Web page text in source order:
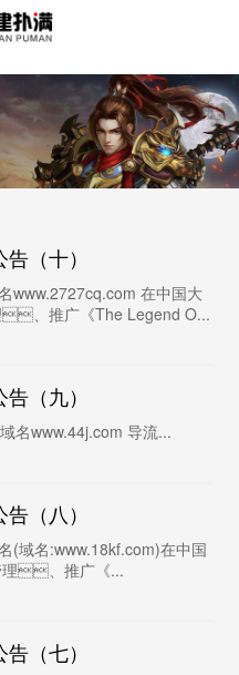
（十）
www.2727cq.com 在中国大
、推广《The Legend O...
（九）
www.44j.com 导流...
（八）
(域名:www.18kf.com)在中国
理、推广《...
（七）